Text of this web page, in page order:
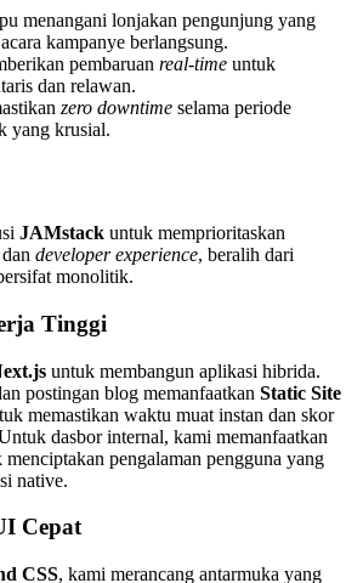
menangani lonjakan pengunjung yang
kampanye berlangsung.
pembaruan real-time untuk
dan relawan.
zero downtime selama periode
yang krusial.
JAMstack untuk memprioritaskan
developer experience, beralih dari
monolitik.
Tinggi
untuk membangun aplikasi hibrida.
postingan blog memanfaatkan Static Site
memastikan waktu muat instan dan skor
dasbor internal, kami memanfaatkan
menciptakan pengalaman pengguna yang
native.
Cepat
CSS, kami merancang antarmuka yang